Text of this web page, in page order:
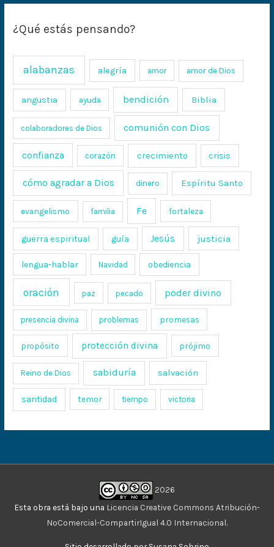
¿Qué estás pensando?
alabanzas alegría amor amor de Dios
angustia ayuda bendición Biblia
colaboradores de Dios comunión con Dios
confianza corazón crecimiento crisis
cómo agradar a Dios dinero Espíritu Santo
evangelismo familia Fe fortaleza
guerra espiritual guía Jesús justicia
lengua-hablar Navidad obediencia
oración paz pecado poder divino
presencia divina problemas promesas
propósito protección divina prójimo
Reino de Dios sabiduría salvación
santidad temor tiempo victoria
2026
Esta obra está bajo una Licencia Creative Commons Atribución-
NoComercial-CompartirIgual 4.0 Internacional.